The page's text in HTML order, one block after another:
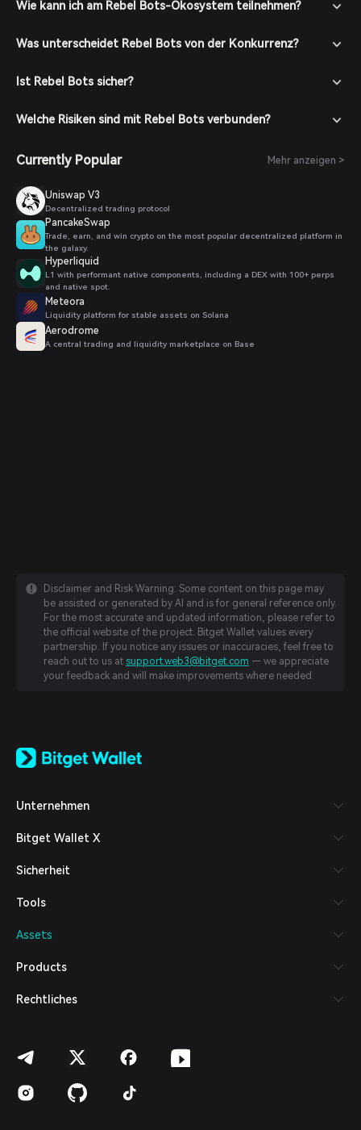
Navigieren Sie zum Markt: Gehen Sie in der Bitget Wallet
verfügbare Handelspaare anzuzeigen.
Handelspaar (z. B. RBLS/USDT), geben Sie die Menge ein, die
Nach Abschluss der Transaktion werden die RBLS-Token
Wie kann ich am Rebel Bots-Ökosystem teilnehmen?
Was unterscheidet Rebel Bots von der Konkurrenz?
Ist Rebel Bots sicher?
Welche Risiken sind mit Rebel Bots verbunden?
Currently Popular Mehr anzeigen >
Uniswap V3
Decentralized trading protocol
PancakeSwap
Trade, earn, and win crypto on the most popular decentralized platform in
the galaxy.
Hyperliquid
L1 with performant native components, including a DEX with 100+ perps
and native spot.
Meteora
Liquidity platform for stable assets on Solana
Aerodrome
A central trading and liquidity marketplace on Base
Disclaimer and Risk Warning: Some content on this page may
be assisted or generated by AI and is for general reference only.
For the most accurate and updated information, please refer to
the official website of the project. Bitget Wallet values every
partnership. If you notice any issues or inaccuracies, feel free to
reach out to us at support.web3@bitget.com — we appreciate
your feedback and will make improvements where needed.
日本語
Español (Latinoamérica)
Italiano
Deutsch
繁體中文
Bahasa Indonesia
हिन्दी
Español (Argentina)
Unternehmen
Bitget Wallet X
Sicherheit
Tools
Assets
Products
Rechtliches